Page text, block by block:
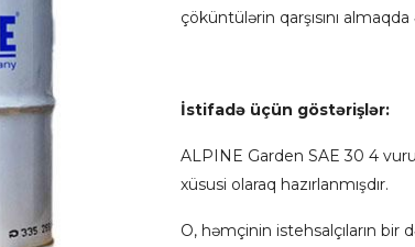
çöküntülərin qarşısını almaqda
İstifadə üçün göstərişlər:
ALPINE Garden SAE 30 4
xüsusi olaraq hazırlanmışdır.
O, həmçinin istehsalçıların bir